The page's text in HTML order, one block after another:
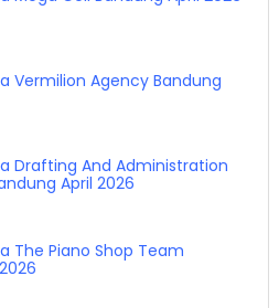
Mega Cell Bandung April 2026
Vermilion Agency Bandung
Drafting And Administration
April 2026